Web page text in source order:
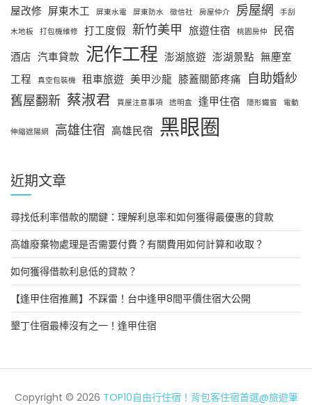
屋改修 屏東木工 屏東水電 屏東防水 徵信社 房屋仲介 房屋網
手刮
木地板
打包機維修 打工度假 新竹美甲 旅遊住宿 桃園房仲
民宿
酒店 汽車貸款 泥作工程 澎湖旅遊 澎湖景點 無塵室
工程
真空包裝機 租車旅遊 美甲沙龍 膝蓋關節疼痛
自助婚紗
舊屋翻新 蔡淑君 買屋注意事項 透明盒 逢甲住宿 隱形鐵窗 電動
伸縮遮陽網 高雄住宿 高雄民宿 黑眼圈
近期文章
尋找低利率借款的關鍵：理解利息率和如何獲得最優惠的貸款
高雄廢棄物處理是否需要付費？有關費用如何計算和收取？
如何獲得借款利息低的貸款？
【逢甲住宿推薦】不踩雷！台中逢甲8間平價住宿大公開
墾丁住宿最棒沒有之一！逢甲住宿
Copyright © 2026 TOP10自由行住宿！背包客住宿首選@旅遊筆